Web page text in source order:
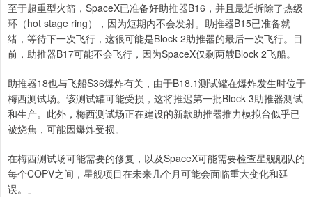
至于超重型火箭，SpaceX已准备好助推器B16，并且最近拆除了热级
环（hot stage ring），因为短期内不会发射。助推器B15已准备就
绪，等待下一次飞行，这很可能是Block 2助推器的最后一次飞行。目
前，助推器B17可能不会飞行，因为SpaceX仅剩两艘Block 2飞船。
助推器18也与飞船S36爆炸有关，由于B18.1测试罐在爆炸发生时位于
梅西测试场。该测试罐可能受损，这将推迟第一批Block 3助推器测试
和生产。此外，梅西测试场正在建设的新款助推器推力模拟台似乎已
被烧焦，可能因爆炸受损。
在梅西测试场可能需要的修复，以及SpaceX可能需要检查星舰舰队的
每个COPV之间，星舰项目在未来几个月可能会面临重大变化和延
误。」